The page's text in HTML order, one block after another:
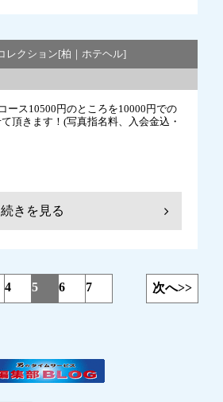
レクション[柏｜ホテヘル]
ース10500円のところを10000円での
頂きます！(写真指名料、入会金込・
続きを見る
4 5 6 7 次へ>>